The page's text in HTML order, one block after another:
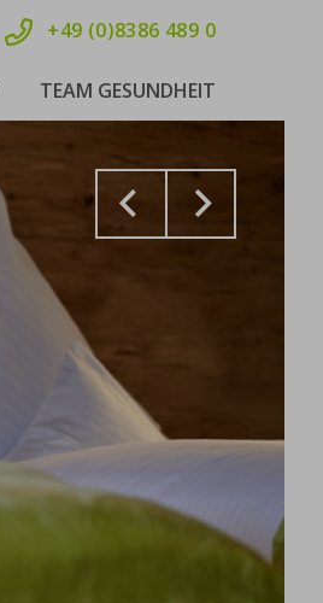
+49 (0)8386 489 0
TEAM GESUNDHEIT